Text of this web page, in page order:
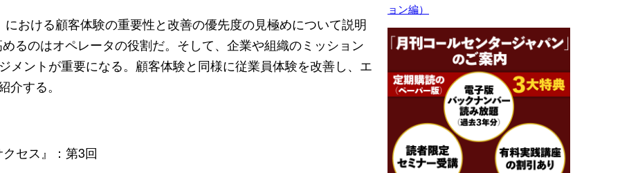
おける顧客体験の重要性と改善の優先度の見極めについて説明
るのはオペレータの役割だ。そして、企業や組織のミッション
メントが重要になる。顧客体験と同様に従業員体験を改善し、エ
する。
セス』：第3回
ョン編）